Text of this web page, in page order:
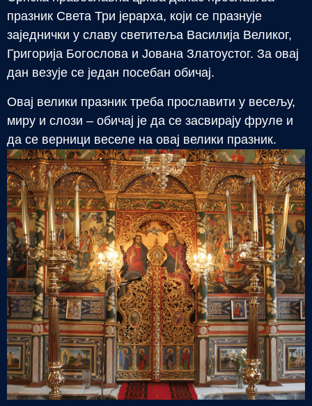
празник Света Три јерарха, који се празнује
заједнички у славу светитеља Василија Великог,
Григорија Богослова и Јована Златоустог. За овај
дан везује се један посебан обичај.
Овај велики празник треба прославити у весељу,
миру и слози – обичај је да се засвирају фруле и
да се верници веселе на овај велики празник.